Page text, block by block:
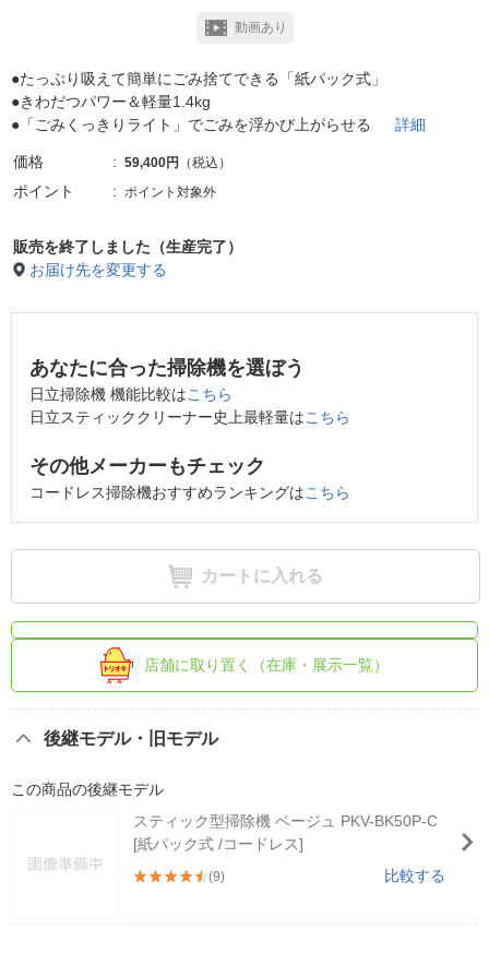
動画あり
●たっぷり吸えて簡単にごみ捨てできる「紙パック式」
●きわだつパワー＆軽量1.4kg
●「ごみくっきりライト」でごみを浮かび上がらせる 詳細
価格 59,400円 （税込）
ポイント ポイント対象外
販売を終了しました（生産完了）
お届け先を変更する
あなたに合った掃除機を選ぼう
日立掃除機 機能比較はこちら
日立スティッククリーナー史上最軽量はこちら
その他メーカーもチェック
コードレス掃除機おすすめランキングはこちら
カートに入れる
店舗に取り置く（在庫・展示一覧）
後継モデル・旧モデル
この商品の後継モデル
スティック型掃除機 ベージュ PKV-BK50P-C
[紙パック式 /コードレス]
(9) 比較する